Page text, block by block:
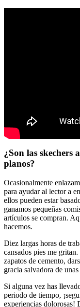
¿Son las skechers
planos?
Ocasionalmente
para ayudar al lector a
ellos pueden estar
ganamos pequeñas
artículos se compran.
hacemos.
Diez largas horas de
cansados pies me
zapatos de cemento,
gracia salvadora de
Si alguna vez has
periodo de tiempo,
experiencias dolorosas!